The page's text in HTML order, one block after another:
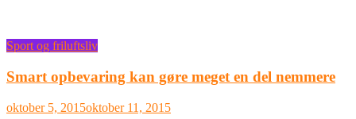
Sport og friluftsliv
Smart opbevaring kan gøre meget en del nemmere
oktober 5, 2015oktober 11, 2015